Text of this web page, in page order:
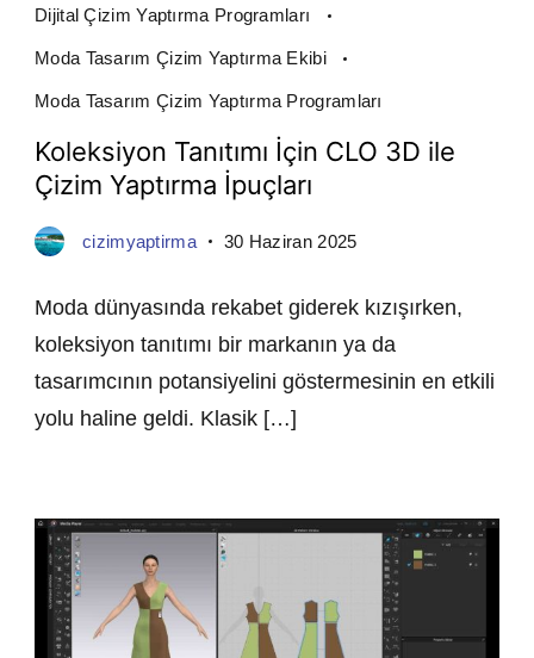
Dijital Çizim Yaptırma Programları
Moda Tasarım Çizim Yaptırma Ekibi
Moda Tasarım Çizim Yaptırma Programları
Koleksiyon Tanıtımı İçin CLO 3D ile
Çizim Yaptırma İpuçları
cizimyaptirma 30 Haziran 2025
Moda dünyasında rekabet giderek kızışırken,
koleksiyon tanıtımı bir markanın ya da
tasarımcının potansiyelini göstermesinin en etkili
yolu haline geldi. Klasik […]